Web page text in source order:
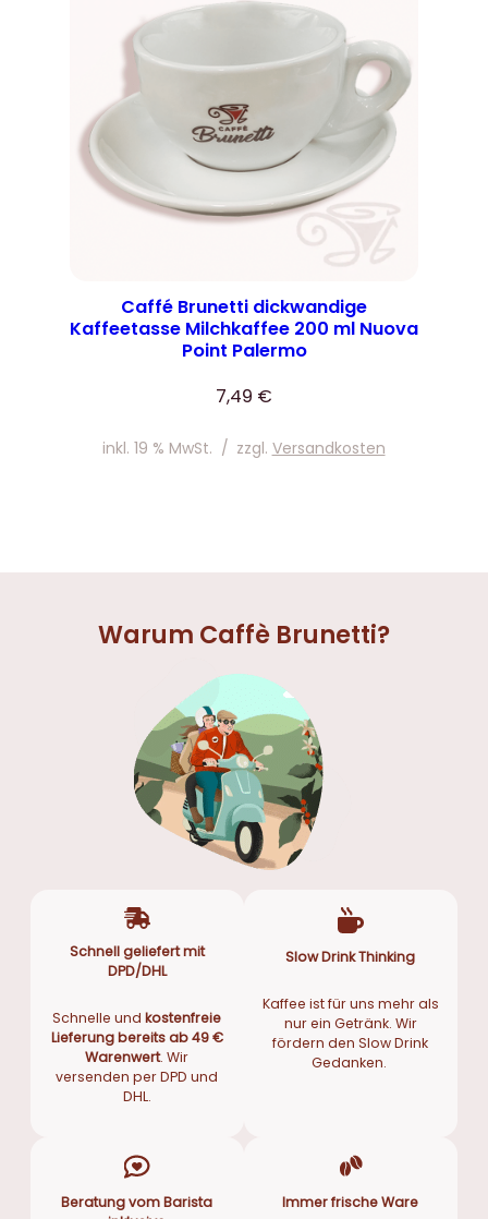
Caffé Brunetti dickwandige
Kaffeetasse Milchkaffee 200 ml Nuova
Point Palermo
7,49 €
inkl. 19 % MwSt. / zzgl. Versandkosten
Warum Caffè Brunetti?
Schnell geliefert mit
DPD/DHL
Schnelle undkostenfreie
Lieferung bereits ab 49 €
Warenwert. Wir
versenden per DPD und
DHL.
Slow Drink Thinking
Kaffee ist für uns mehr als
nur ein Getränk. Wir
fördern den Slow Drink
Gedanken.
Beratung vom Barista
Immer frische Ware